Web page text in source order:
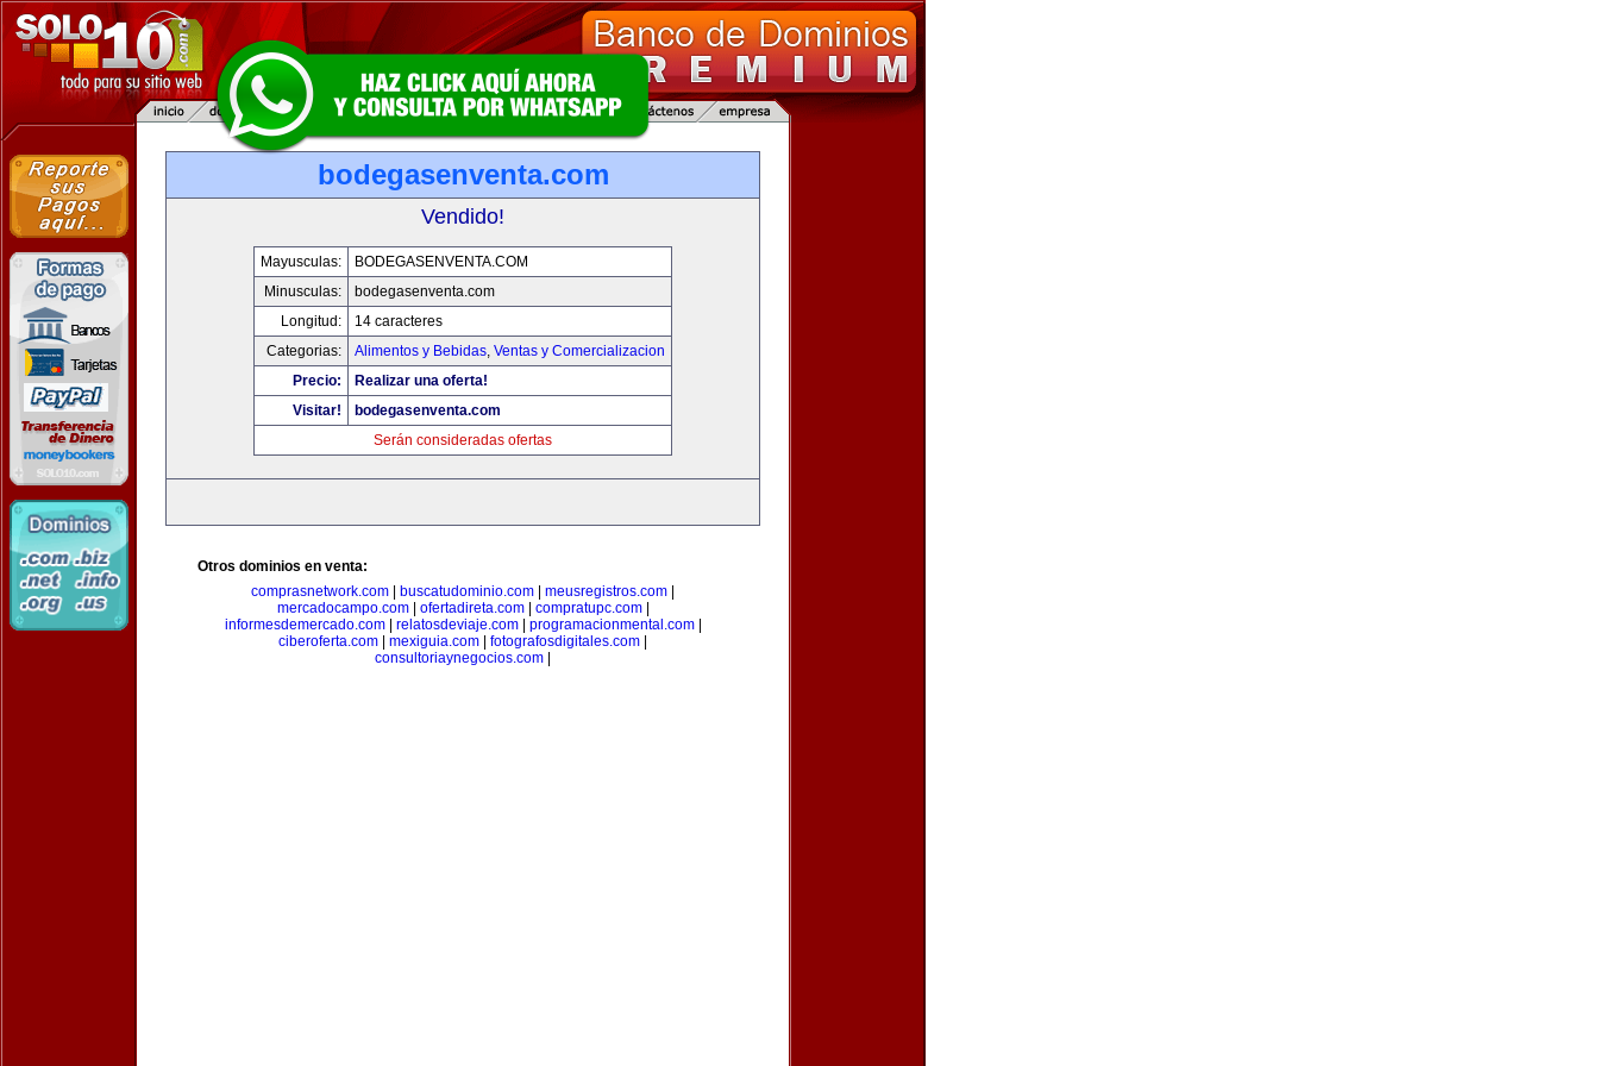
bodegasenventa.com
Vendido!
Mayusculas:
BODEGASENVENTA.COM
Minusculas:
bodegasenventa.com
Longitud:
14 caracteres
Categorias:
Alimentos y Bebidas, Ventas y Comercializacion
Precio:
Realizar una oferta!
Visitar!
bodegasenventa.com
Serán consideradas ofertas
Otros dominios en venta:
comprasnetwork.com
buscatudominio.com meusregistros.com
mercadocampo.com| ofertadireta.com| compratupc.com|
informesdemercado.com| relatosdeviaje.com| programacionmental.com|
ciberoferta.com
mexiguia.com fotografosdigitales.com
consultoriaynegocios.com